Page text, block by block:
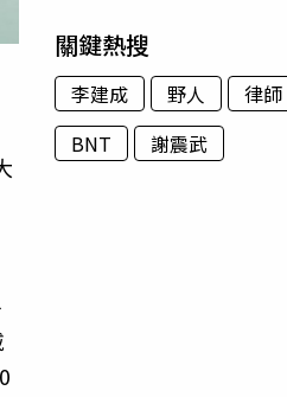
關鍵熱搜
李建成 野人 律師
BNT
謝震武